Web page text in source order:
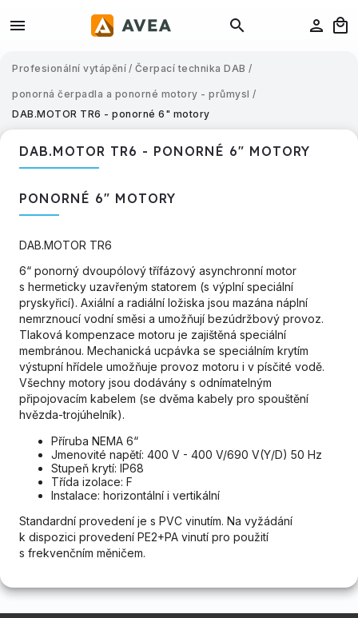
Profesionální vytápění / Čerpací technika DAB /
ponorná čerpadla a ponorné motory - průmysl /
DAB.MOTOR TR6 - ponorné 6" motory
DAB.MOTOR TR6 - PONORNÉ 6" MOTORY
PONORNÉ 6" MOTORY
DAB.MOTOR TR6
6“ ponorný dvoupólový třífázový asynchronní motor
s hermeticky uzavřeným statorem (s výplní speciální
pryskyřicí). Axiální a radiální ložiska jsou mazána náplní
nemrznoucí vodní směsi a umožňují bezúdržbový provoz.
Tlaková kompenzace motoru je zajištěná speciální
membránou. Mechanická ucpávka se speciálním krytím
výstupní hřídele umožňuje provoz motoru i v písčité vodě.
Všechny motory jsou dodávány s odnímatelným
připojovacím kabelem (se dvěma kabely pro spouštění
hvězda-trojúhelník).
Příruba NEMA 6“
Jmenovité napětí: 400 V - 400 V/690 V(Y/D) 50 Hz
Stupeň krytí: IP68
Třída izolace: F
Instalace: horizontální i vertikální
Standardní provedení je s PVC vinutím. Na vyžádání
k dispozici provedení PE2+PA vinutí pro použití
s frekvenčním měničem.